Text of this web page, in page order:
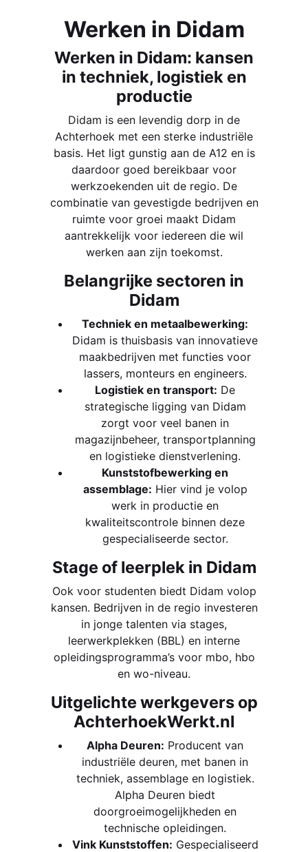
Werken in Didam
Werken in Didam: kansen
in techniek, logistiek en
productie
Didam is een levendig dorp in de
Achterhoek met een sterke industriële
basis. Het ligt gunstig aan de A12 en is
daardoor goed bereikbaar voor
werkzoekenden uit de regio. De
combinatie van gevestigde bedrijven en
ruimte voor groei maakt Didam
aantrekkelijk voor iedereen die wil
werken aan zijn toekomst.
Belangrijke sectoren in
Didam
Techniek en metaalbewerking:
Didam is thuisbasis van innovatieve
maakbedrijven met functies voor
lassers, monteurs en engineers.
Logistiek en transport: De
strategische ligging van Didam
zorgt voor veel banen in
magazijnbeheer, transportplanning
en logistieke dienstverlening.
Kunststofbewerking en
assemblage: Hier vind je volop
werk in productie en
kwaliteitscontrole binnen deze
gespecialiseerde sector.
Stage of leerplek in Didam
Ook voor studenten biedt Didam volop
kansen. Bedrijven in de regio investeren
in jonge talenten via stages,
leerwerkplekken (BBL) en interne
opleidingsprogramma’s voor mbo, hbo
en wo-niveau.
Uitgelichte werkgevers op
AchterhoekWerkt.nl
Alpha Deuren: Producent van
industriële deuren, met banen in
techniek, assemblage en logistiek.
Alpha Deuren biedt
doorgroeimogelijkheden en
technische opleidingen.
Vink Kunststoffen: Gespecialiseerd